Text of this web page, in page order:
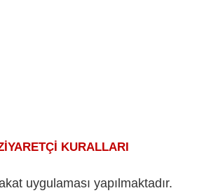
uygulaması yapılmaktadır.